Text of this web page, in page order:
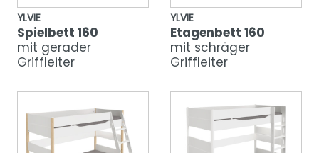
YLVIE
Spielbett 160
mit gerader
Griffleiter
YLVIE
Etagenbett 160
mit schräger
Griffleiter